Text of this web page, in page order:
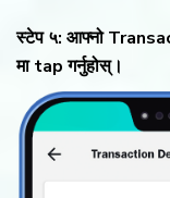
स्टेप ५: आफ्नो
मा tap गर्नुहोस्।